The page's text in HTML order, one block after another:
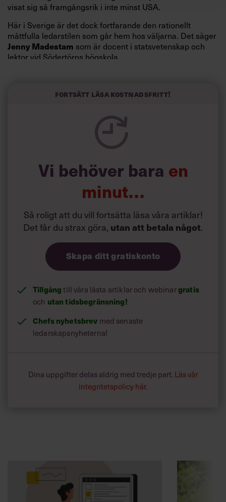
visat sig så framgångsrik i inte minst USA.
Här i Sverige är det dock fortfarande den rationellt
måttfulla ledarstilen som går hem hos väljarna. Det säger
Jenny Madestam som är docent i statsvetenskap och
lektor vid Södertörns högskola.
kompetenta och stå med båda fötterna på jorden. Hellre
spelevink i högklackat, är hur jag brukar sammanfatta de
önskningar som svenskarna för fram i undersökningar.”
Siri Wikander: ”Led som i
början av pandemin”
Fortsätt läsa kostnadsfritt!
Vi behöver bara en
minut…
Så roligt att du vill fortsätta läsa våra artiklar!
Det får du strax göra, utan att betala något.
Skapa ditt gratiskonto
Tillgång till våra låsta artiklar och webinargratis
och utan tidsbegränsning!
Chefs nyhetsbrev med senaste
ledarskapsnyheterna!
Dina uppgifter delas aldrig med tredje part. Läs vår
integritetspolicy här.